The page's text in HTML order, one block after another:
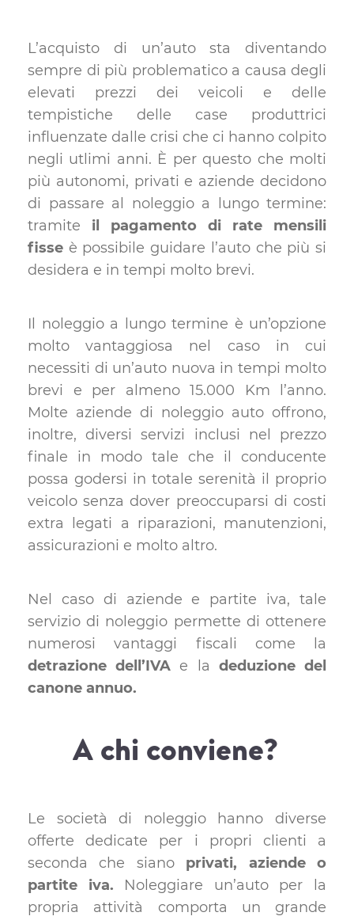
L’acquisto di un’auto sta diventando
sempre di più problematico a causa degli
elevati prezzi dei veicoli e delle
tempistiche delle case produttrici
influenzate dalle crisi che ci hanno colpito
negli utlimi anni. È per questo che molti
più autonomi, privati e aziende decidono
di passare al noleggio a lungo termine:
tramite il pagamento di rate mensili
fisse è possibile guidare l’auto che più si
desidera e in tempi molto brevi.
Il noleggio a lungo termine è un’opzione
molto vantaggiosa nel caso in cui
necessiti di un’auto nuova in tempi molto
brevi e per almeno 15.000 Km l’anno.
Molte aziende di noleggio auto offrono,
inoltre, diversi servizi inclusi nel prezzo
finale in modo tale che il conducente
possa godersi in totale serenità il proprio
veicolo senza dover preoccuparsi di costi
extra legati a riparazioni, manutenzioni,
assicurazioni e molto altro.
Nel caso di aziende e partite iva, tale
servizio di noleggio permette di ottenere
numerosi vantaggi fiscali come la
detrazione dell’IVA e la deduzione del
canone annuo.
A chi conviene?
Le società di noleggio hanno diverse
offerte dedicate per i propri clienti a
seconda che siano privati, aziende o
partite iva. Noleggiare un’auto per la
propria attività comporta un grande